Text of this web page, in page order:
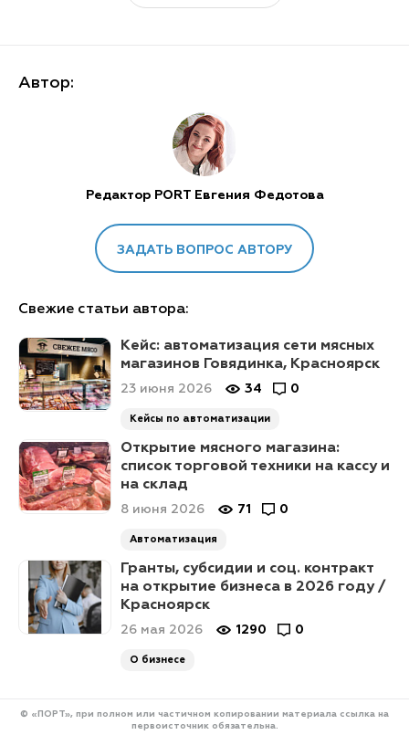
Автор:
Редактор PORT Евгения Федотова
ЗАДАТЬ ВОПРОС АВТОРУ
Свежие статьи автора:
Кейс: автоматизация сети мясных
магазинов Говядинка, Красноярск
23 июня 2026 34 0
Кейсы по автоматизации
Открытие мясного магазина:
список торговой техники на кассу и
на склад
8 июня 2026 71 0
Автоматизация
Гранты, субсидии и соц. контракт
на открытие бизнеса в 2026 году /
Красноярск
26 мая 2026 1290 0
О бизнесе
© «ПОРТ», при полном или частичном копировании материала ссылка на
первоисточник обязательна.